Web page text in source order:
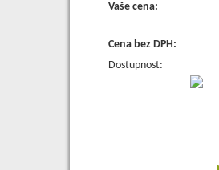
Vaše cena:
Cena bez DPH:
Dostupnost: